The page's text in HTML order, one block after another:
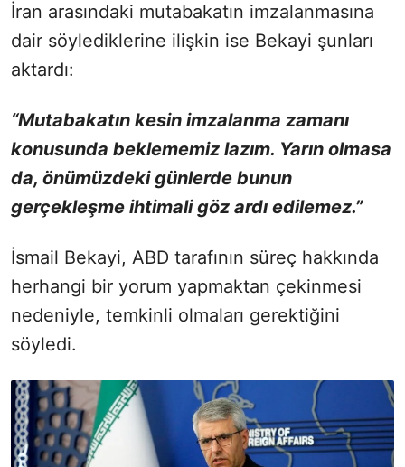
İran arasındaki mutabakatın imzalanmasına
dair söylediklerine ilişkin ise Bekayi şunları
aktardı:
“Mutabakatın kesin imzalanma zamanı
konusunda beklememiz lazım. Yarın olmasa
da, önümüzdeki günlerde bunun
gerçekleşme ihtimali göz ardı edilemez.”
İsmail Bekayi, ABD tarafının süreç hakkında
herhangi bir yorum yapmaktan çekinmesi
nedeniyle, temkinli olmaları gerektiğini
söyledi.